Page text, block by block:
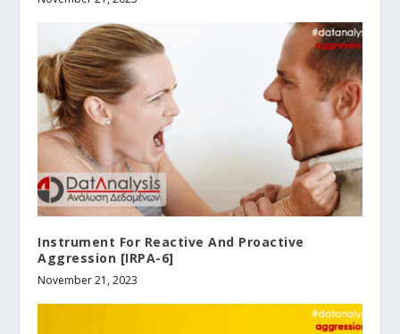
Instrument For Reactive And Proactive
Aggression [IRPA-6]
November 21, 2023